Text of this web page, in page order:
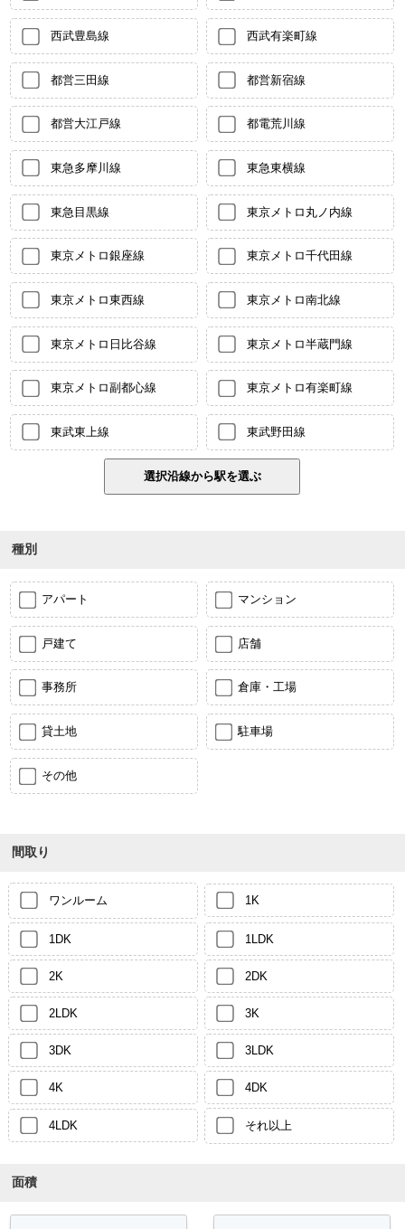
西武豊島線 西武有楽町線
都営三田線 都営新宿線
都営大江戸線 都電荒川線
東急多摩川線 東急東横線
東急目黒線 東京メトロ丸ノ内線
東京メトロ銀座線 東京メトロ千代田線
東京メトロ東西線 東京メトロ南北線
東京メトロ日比谷線 東京メトロ半蔵門線
東京メトロ副都心線 東京メトロ有楽町線
東武東上線 東武野田線
種別
アパート マンション
戸建て 店舗
事務所 倉庫・工場
貸土地 駐車場
その他
間取り
ワンルーム 1K
1DK 1LDK
2K 2DK
2LDK 3K
3DK 3LDK
4K 4DK
4LDK それ以上
面積